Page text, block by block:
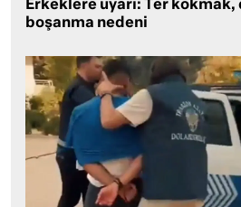
Erkeklere uyarı: Ter
boşanma nedeni